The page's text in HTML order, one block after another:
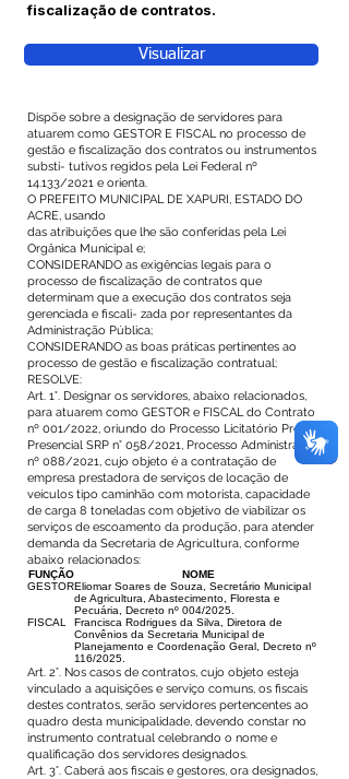
fiscalização de contratos.
Visualizar
Dispõe sobre a designação de servidores para
atuarem como GESTOR E FISCAL no processo de
gestão e fiscalização dos contratos ou instrumentos
substi- tutivos regidos pela Lei Federal nº
14.133/2021 e orienta.
O PREFEITO MUNICIPAL DE XAPURI, ESTADO DO
ACRE, usando
das atribuições que lhe são conferidas pela Lei
Orgânica Municipal e;
CONSIDERANDO as exigências legais para o
processo de fiscalização de contratos que
determinam que a execução dos contratos seja
gerenciada e fiscali- zada por representantes da
Administração Pública;
CONSIDERANDO as boas práticas pertinentes ao
processo de gestão e fiscalização contratual;
RESOLVE:
Art. 1°. Designar os servidores, abaixo relacionados,
para atuarem como GESTOR e FISCAL do Contrato
nº 001/2022, oriundo do Processo Licitatório Pregão
Presencial SRP n° 058/2021, Processo Administrativo
nº 088/2021, cujo objeto é a contratação de
empresa prestadora de serviços de locação de
veículos tipo caminhão com motorista, capacidade
de carga 8 toneladas com objetivo de viabilizar os
serviços de escoamento da produção, para atender
demanda da Secretaria de Agricultura, conforme
abaixo relacionados:
FUNÇÃO
NOME
GESTOREliomar Soares de Souza, Secretário Municipal
de Agricultura, Abastecimento, Floresta e
Pecuária, Decreto nº 004/2025.
FISCAL
Francisca Rodrigues da Silva, Diretora de
Convênios da Secretaria Municipal de
Planejamento e Coordenação Geral, Decreto nº
116/2025.
Art. 2°. Nos casos de contratos, cujo objeto esteja
vinculado a aquisições e serviço comuns, os fiscais
destes contratos, serão servidores pertencentes ao
quadro desta municipalidade, devendo constar no
instrumento contratual celebrando o nome e
qualificação dos servidores designados.
Art. 3°. Caberá aos fiscais e gestores, ora designados,